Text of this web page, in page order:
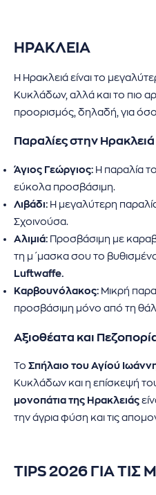
ΗΡΑΚΛΕΙΑ
Η Ηρακλειά είναι το
Κυκλάδων, αλλά και το πιο
προορισμός, δηλαδή, για
Παραλίες στην Ηρακλειά
Άγιος Γεώργιος: Η παραλία
εύκολα προσβάσιμη.
Λιβάδι: Η μεγαλύτερη
Σχοινούσα.
Αλιμιά: Προσβάσιμη με
τη μ΄μασκα σου το
Luftwaffe.
Καρβουνόλακος: Μικρή
προσβάσιμη μόνο από τη
Αξιοθέατα και
Το Σπήλαιο του Αγίού
Κυκλάδων και η επίσκεψή
μονοπάτια της Ηρακλειάς
την άγρια φύση και τις
TIPS 2026 ΓΙΑ